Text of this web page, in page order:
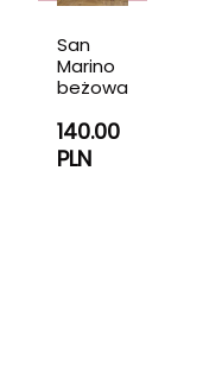
San
Marino
beżowa
140.00
PLN